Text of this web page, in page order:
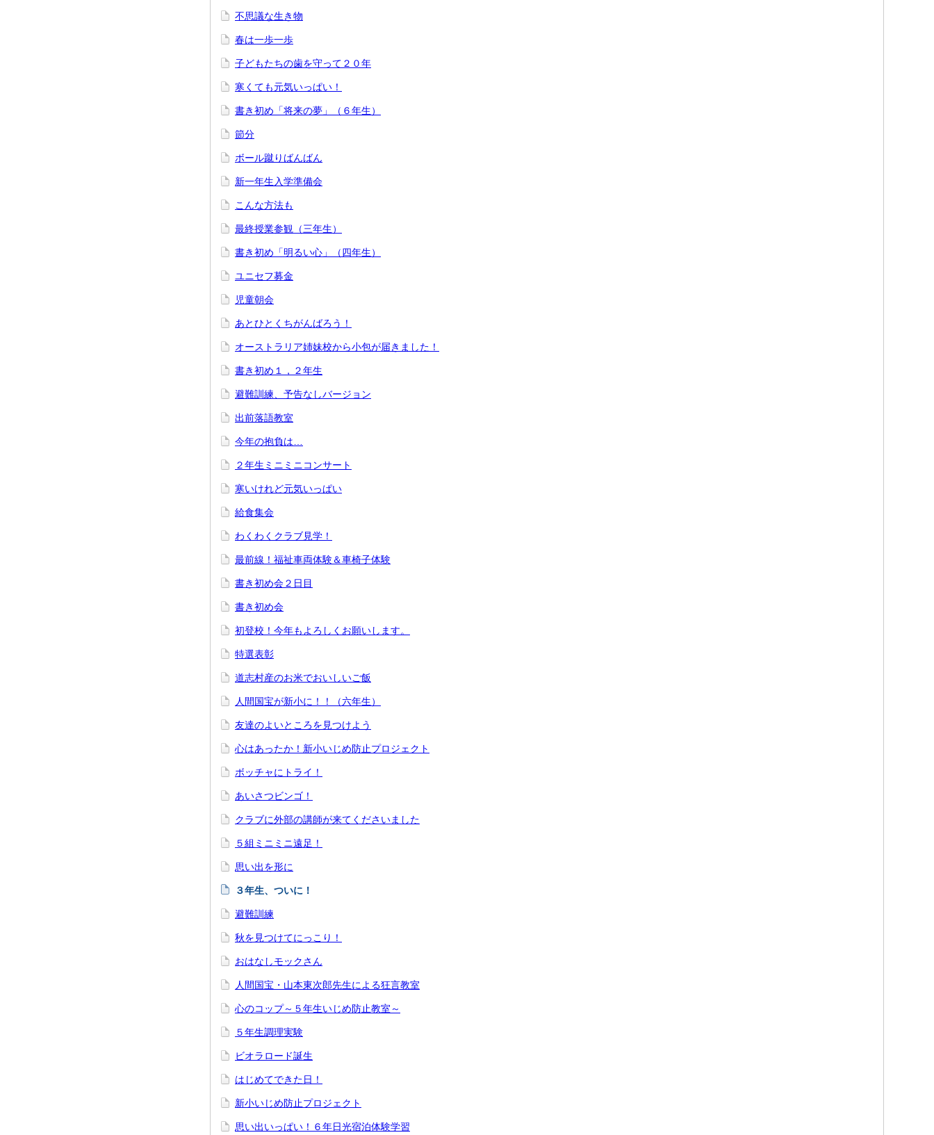
不思議な生き物
春は一歩一歩
子どもたちの歯を守って２０年
寒くても元気いっぱい！
書き初め「将来の夢」（６年生）
節分
ボール蹴りばんばん
新一年生入学準備会
こんな方法も
最終授業参観（三年生）
書き初め「明るい心」（四年生）
ユニセフ募金
児童朝会
あとひとくちがんばろう！
オーストラリア姉妹校から小包が届きました！
書き初め１，２年生
避難訓練、予告なしバージョン
出前落語教室
今年の抱負は…
２年生ミニミニコンサート
寒いけれど元気いっぱい
給食集会
わくわくクラブ見学！
最前線！福祉車両体験＆車椅子体験
書き初め会２日目
書き初め会
初登校！今年もよろしくお願いします。
特選表彰
道志村産のお米でおいしいご飯
人間国宝が新小に！！（六年生）
友達のよいところを見つけよう
心はあったか！新小いじめ防止プロジェクト
ボッチャにトライ！
あいさつビンゴ！
クラブに外部の講師が来てくださいました
５組ミニミニ遠足！
思い出を形に
３年生、ついに！
避難訓練
秋を見つけてにっこり！
おはなしモックさん
人間国宝・山本東次郎先生による狂言教室
心のコップ～５年生いじめ防止教室～
５年生調理実験
ビオラロード誕生
はじめてできた日！
新小いじめ防止プロジェクト
思い出いっぱい！６年日光宿泊体験学習